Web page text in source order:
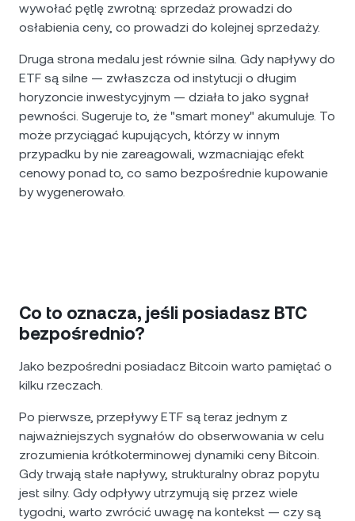
wywołać pętlę zwrotną: sprzedaż prowadzi do
osłabienia ceny, co prowadzi do kolejnej sprzedaży.
Druga strona medalu jest równie silna. Gdy napływy do
ETF są silne — zwłaszcza od instytucji o długim
horyzoncie inwestycyjnym — działa to jako sygnał
pewności. Sugeruje to, że "smart money" akumuluje. To
może przyciągać kupujących, którzy w innym
przypadku by nie zareagowali, wzmacniając efekt
cenowy ponad to, co samo bezpośrednie kupowanie
by wygenerowało.
Co to oznacza, jeśli posiadasz BTC
bezpośrednio?
Jako bezpośredni posiadacz Bitcoin warto pamiętać o
kilku rzeczach.
Po pierwsze, przepływy ETF są teraz jednym z
najważniejszych sygnałów do obserwowania w celu
zrozumienia krótkoterminowej dynamiki ceny Bitcoin.
Gdy trwają stałe napływy, strukturalny obraz popytu
jest silny. Gdy odpływy utrzymują się przez wiele
tygodni, warto zwrócić uwagę na kontekst — czy są